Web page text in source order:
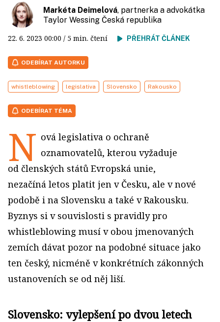
Markéta Deimelová, partnerka a advokátka
Taylor Wessing Česká republika
22. 6. 2023 00:00 / 5 min. čtení PŘEHRÁT ČLÁNEK
ODEBÍRAT AUTORKU
whistleblowing legislativa Slovensko Rakousko
ODEBÍRAT TÉMA
N ová legislativa o ochraně
oznamovatelů, kterou vyžaduje
od členských států Evropská unie,
nezačíná letos platit jen v Česku, ale v nové
podobě i na Slovensku a také v Rakousku.
Byznys si v souvislosti s pravidly pro
whistleblowing musí v obou jmenovaných
zemích dávat pozor na podobné situace jako
ten český, nicméně v konkrétních zákonných
ustanoveních se od něj liší.
Slovensko: vylepšení po dvou letech